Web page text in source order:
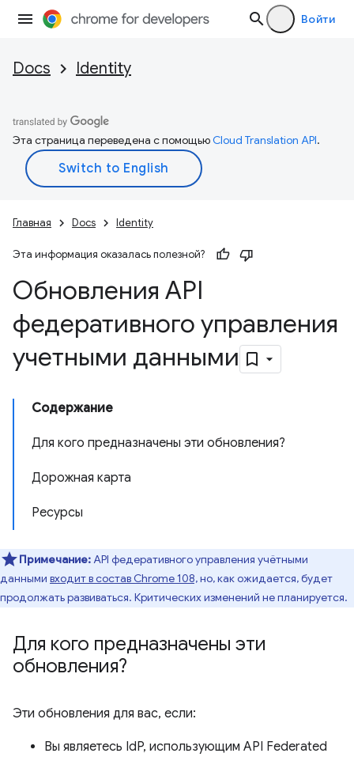
Войти
Docs Identity
Эта страница переведена с помощьюCloud Translation API.
Главная Docs Identity
Эта информация оказалась полезной?
Обновления API
федеративного управления
учетными данными
Содержание
Для кого предназначены эти обновления?
Дорожная карта
Ресурсы
Примечание:API федеративного управления учётными
данными входит в состав Chrome 108,но, как ожидается, будет
продолжать развиваться. Критических изменений не планируется.
Для кого предназначены эти
обновления?
Эти обновления для вас, если:
Вы являетесь IdP, использующим API Federated